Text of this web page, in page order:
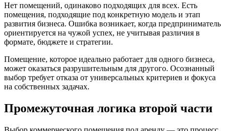
Нет помещений, одинаково подходящих для всех. Есть
помещения, подходящие под конкретную модель и этап
развития бизнеса. Ошибка возникает, когда предприниматель
ориентируется на чужой успех, не учитывая различия в
формате, бюджете и стратегии.
Помещение, которое идеально работает для одного бизнеса,
может оказаться разрушительным для другого. Осознанный
выбор требует отказа от универсальных критериев и фокуса
на собственных задачах.
Промежуточная логика второй части